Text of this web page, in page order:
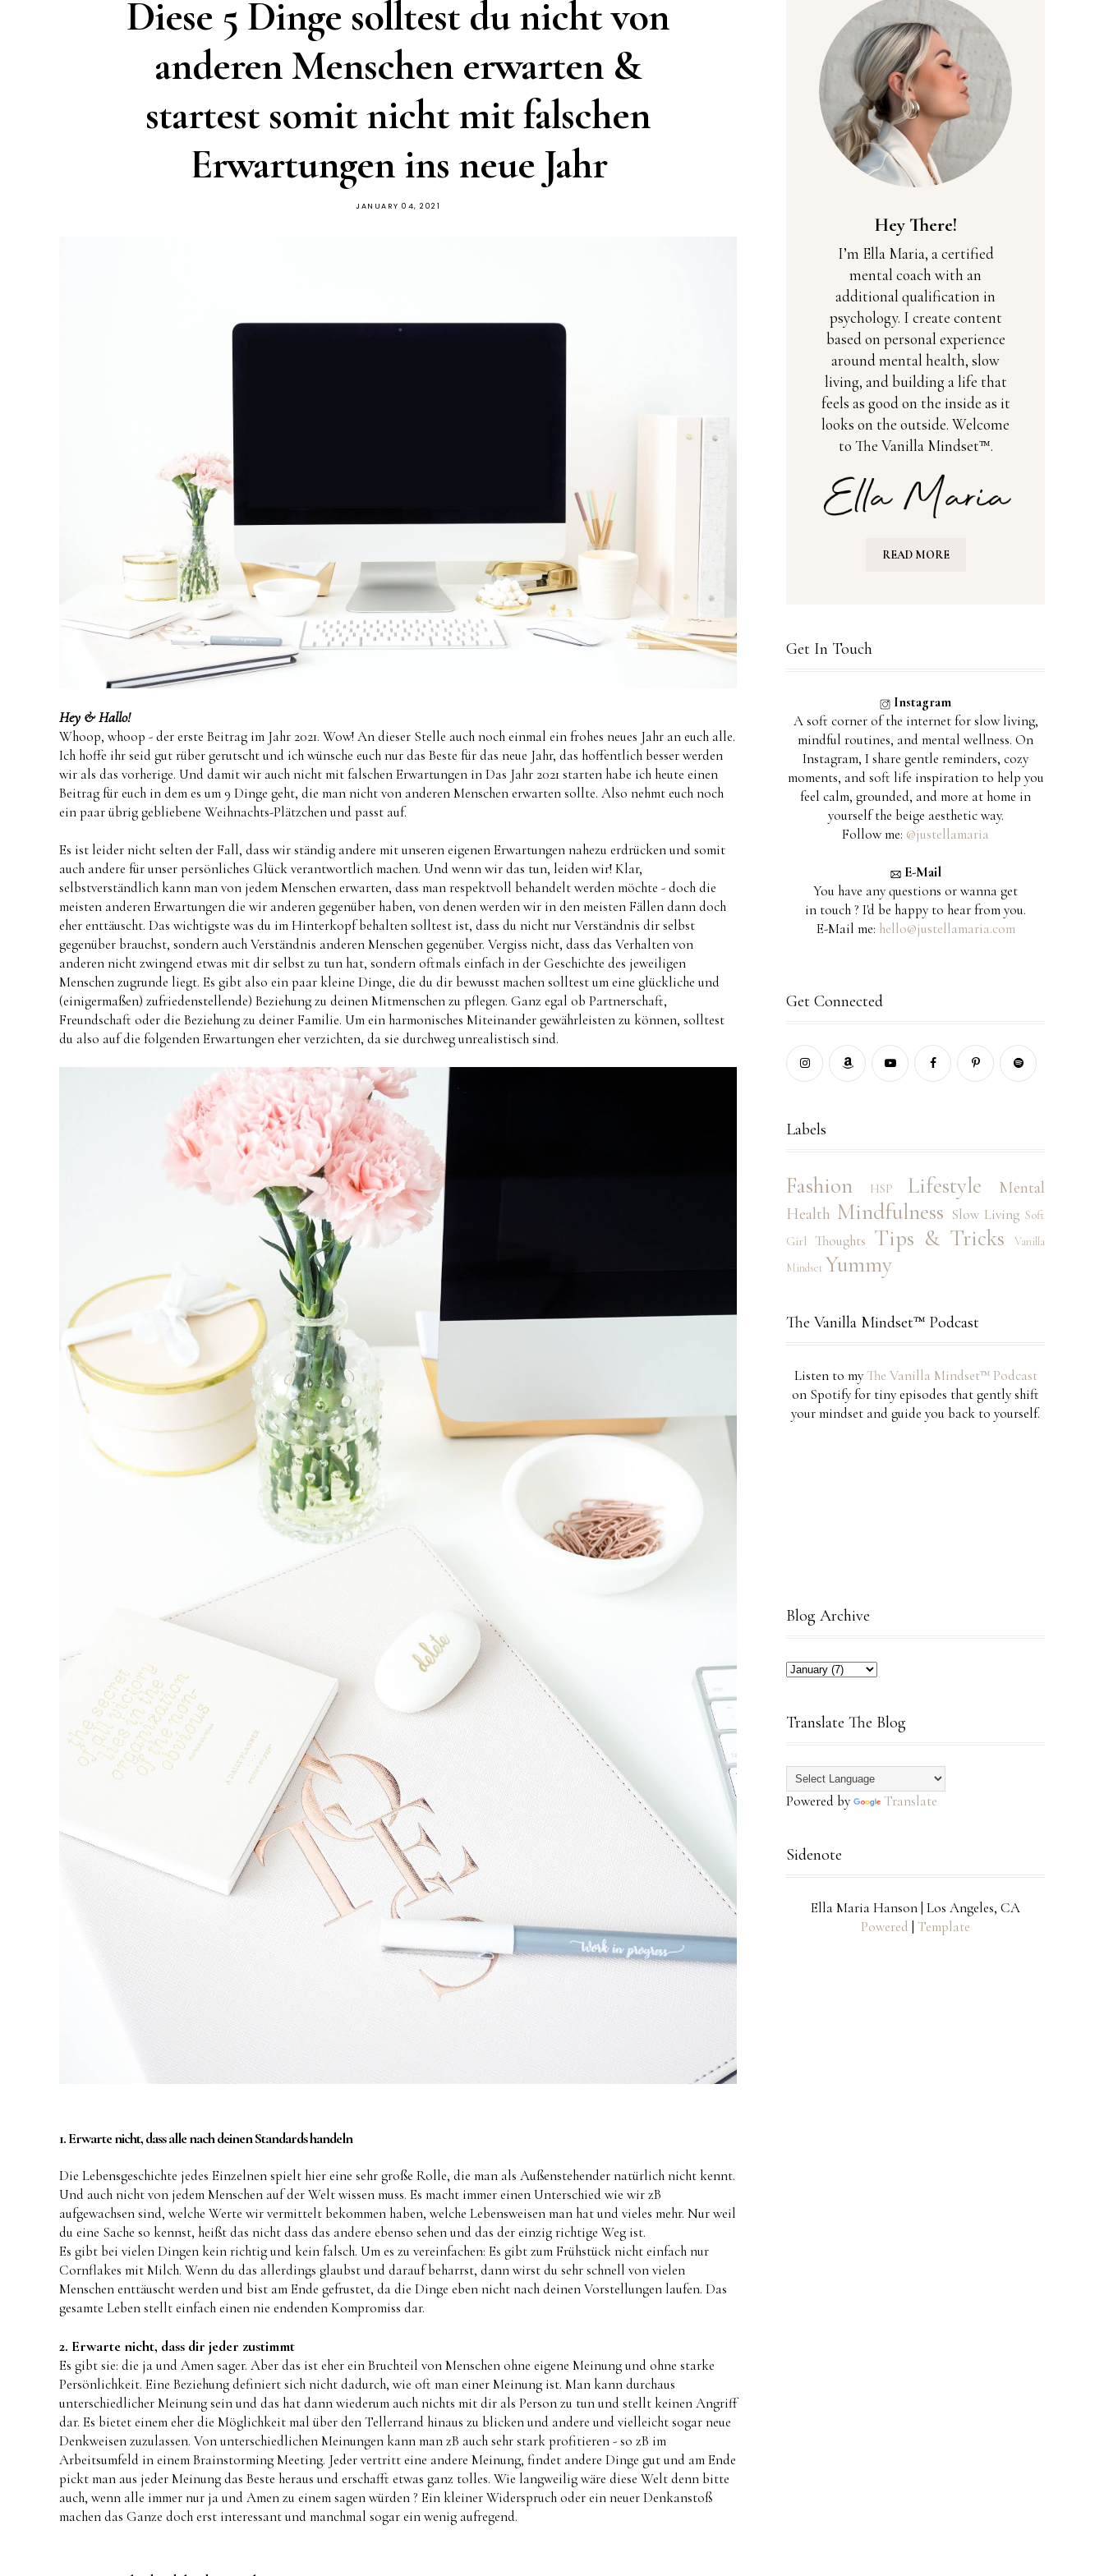
Diese 5 Dinge solltest du nicht von
anderen Menschen erwarten &
startest somit nicht mit falschen
Erwartungen ins neue Jahr
JANUARY 04, 2021
Hey & Hallo!
Whoop, whoop - der erste Beitrag im Jahr 2021. Wow! An dieser Stelle auch noch einmal ein frohes neues Jahr an euch alle.
Ich hoffe ihr seid gut rüber gerutscht und ich wünsche euch nur das Beste für das neue Jahr, das hoffentlich besser werden
wir als das vorherige. Und damit wir auch nicht mit falschen Erwartungen in Das Jahr 2021 starten habe ich heute einen
Beitrag für euch in dem es um 9 Dinge geht, die man nicht von anderen Menschen erwarten sollte. Also nehmt euch noch
ein paar übrig gebliebene Weihnachts-Plätzchen und passt auf.
Es ist leider nicht selten der Fall, dass wir ständig andere mit unseren eigenen Erwartungen nahezu erdrücken und somit
auch andere für unser persönliches Glück verantwortlich machen. Und wenn wir das tun, leiden wir! Klar,
selbstverständlich kann man von jedem Menschen erwarten, dass man respektvoll behandelt werden möchte - doch die
meisten anderen Erwartungen die wir anderen gegenüber haben, von denen werden wir in den meisten Fällen dann doch
eher enttäuscht. Das wichtigste was du im Hinterkopf behalten solltest ist, dass du nicht nur Verständnis dir selbst
gegenüber brauchst, sondern auch Verständnis anderen Menschen gegenüber. Vergiss nicht, dass das Verhalten von
anderen nicht zwingend etwas mit dir selbst zu tun hat, sondern oftmals einfach in der Geschichte des jeweiligen
Menschen zugrunde liegt. Es gibt also ein paar kleine Dinge, die du dir bewusst machen solltest um eine glückliche und
(einigermaßen) zufriedenstellende) Beziehung zu deinen Mitmenschen zu pflegen. Ganz egal ob Partnerschaft,
Freundschaft oder die Beziehung zu deiner Familie. Um ein harmonisches Miteinander gewährleisten zu können, solltest
du also auf die folgenden Erwartungen eher verzichten, da sie durchweg unrealistisch sind.
1. Erwarte nicht, dass alle nach deinen Standards handeln
Die Lebensgeschichte jedes Einzelnen spielt hier eine sehr große Rolle, die man als Außenstehender natürlich nicht kennt.
Und auch nicht von jedem Menschen auf der Welt wissen muss. Es macht immer einen Unterschied wie wir zB
aufgewachsen sind, welche Werte wir vermittelt bekommen haben, welche Lebensweisen man hat und vieles mehr. Nur weil
du eine Sache so kennst, heißt das nicht dass das andere ebenso sehen und das der einzig richtige Weg ist.
Es gibt bei vielen Dingen kein richtig und kein falsch. Um es zu vereinfachen: Es gibt zum Frühstück nicht einfach nur
Cornflakes mit Milch. Wenn du das allerdings glaubst und darauf beharrst, dann wirst du sehr schnell von vielen
Menschen enttäuscht werden und bist am Ende gefrustet, da die Dinge eben nicht nach deinen Vorstellungen laufen. Das
gesamte Leben stellt einfach einen nie endenden Kompromiss dar.
2. Erwarte nicht, dass dir jeder zustimmt
Es gibt sie: die ja und Amen sager. Aber das ist eher ein Bruchteil von Menschen ohne eigene Meinung und ohne starke
Persönlichkeit. Eine Beziehung definiert sich nicht dadurch, wie oft man einer Meinung ist. Man kann durchaus
unterschiedlicher Meinung sein und das hat dann wiederum auch nichts mit dir als Person zu tun und stellt keinen Angriff
dar. Es bietet einem eher die Möglichkeit mal über den Tellerrand hinaus zu blicken und andere und vielleicht sogar neue
Denkweisen zuzulassen. Von unterschiedlichen Meinungen kann man zB auch sehr stark profitieren - so zB im
Arbeitsumfeld in einem Brainstorming Meeting. Jeder vertritt eine andere Meinung, findet andere Dinge gut und am Ende
pickt man aus jeder Meinung das Beste heraus und erschafft etwas ganz tolles. Wie langweilig wäre diese Welt denn bitte
auch, wenn alle immer nur ja und Amen zu einem sagen würden ? Ein kleiner Widerspruch oder ein neuer Denkanstoß
machen das Ganze doch erst interessant und manchmal sogar ein wenig aufregend.
Hey There!
I’m Ella Maria, a certified
mental coach with an
additional qualification in
psychology. I create content
based on personal experience
around mental health, slow
living, and building a life that
feels as good on the inside as it
looks on the outside. Welcome
to The Vanilla Mindset™.
READ MORE
Get In Touch
Instagram
A soft corner of the internet for slow living,
mindful routines, and mental wellness. On
Instagram, I share gentle reminders, cozy
moments, and soft life inspiration to help you
feel calm, grounded, and more at home in
yourself the beige aesthetic way.
Follow me: @justellamaria
E-Mail
You have any questions or wanna get
in touch ? I'd be happy to hear from you.
E-Mail me: hello@justellamaria.com
Get Connected
Labels
Fashion HSP Lifestyle
Mental
Health Mindfulness Slow Living Soft
Girl
Thoughts Tips & Tricks
Vanilla
Mindset Yummy
The Vanilla Mindset™ Podcast
Listen to myThe Vanilla Mindset™ Podcast
on Spotify for tiny episodes that gently shift
your mindset and guide you back to yourself.
Blog Archive
Translate The Blog
Powered by Translate
Sidenote
Ella Maria Hanson | Los Angeles, CA
Powered
Template